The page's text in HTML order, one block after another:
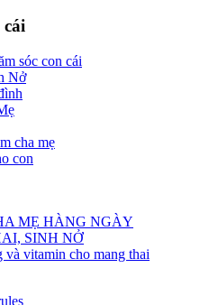
cái
sóc con cái
Nở
cha mẹ
con
MẸ HÀNG NGÀY
SINH NỞ
vitamin cho mang thai